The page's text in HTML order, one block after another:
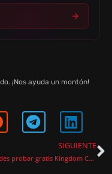
¡Nos ayuda un montón!
SIGUIENTE
Ya puedes probar gratis Kingdom Come Deliverance 2 en PS5 con PS Plus Premium